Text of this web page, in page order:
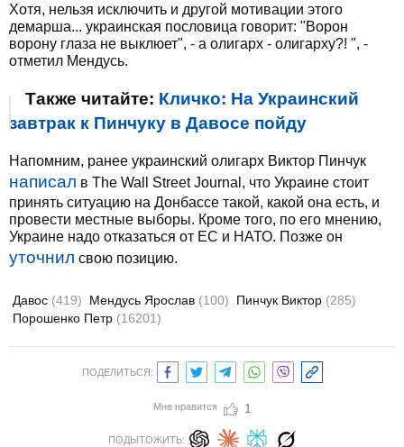
Хотя, нельзя исключить и другой мотивации этого
демарша... украинская пословица говорит: "Ворон
ворону глаза не выклюет", - а олигарх - олигарху?! ", -
отметил Мендусь.
Также читайте: Кличко: На Украинский
завтрак к Пинчуку в Давосе пойду
Напомним, ранее украинский олигарх Виктор Пинчук
написал в The Wall Street Journal, что Украине стоит
принять ситуацию на Донбассе такой, какой она есть, и
провести местные выборы. Кроме того, по его мнению,
Украине надо отказаться от ЕС и НАТО. Позже он
уточнил свою позицию.
Давос (419) Мендусь Ярослав (100) Пинчук Виктор (285)
Порошенко Петр (16201)
ПОДЕЛИТЬСЯ:
Мне нравится 1
ПОДЫТОЖИТЬ: